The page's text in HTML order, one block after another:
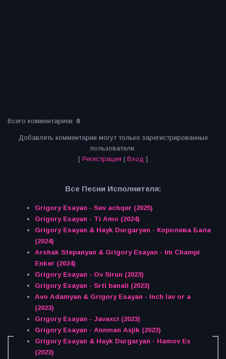
Всего комментариев: 0
Добавлять комментарии могут только зарегистрированные
пользователи.
[ Регистрация | Вход ]
Все Песни Исполнителя:
Grigory Esayan - Sev achqer (2025)
Grigory Esayan - Ti Amo (2024)
Grigory Esayan & Hayk Durgaryan - Королева Бала
(2024)
Arshak Stepanyan & Grigory Esayan - Im Champi
Enker (2024)
Grigory Esayan - Ov Sirun (2023)
Grigory Esayan - Srti banali (2023)
Avo Adamyan & Grigory Esayan - Inch lav or a
(2023)
Grigory Esayan - Javaxci (2023)
Grigory Esayan - Annman Axjik (2023)
Grigory Esayan & Hayk Durgaryan - Hamov Es
(2023)